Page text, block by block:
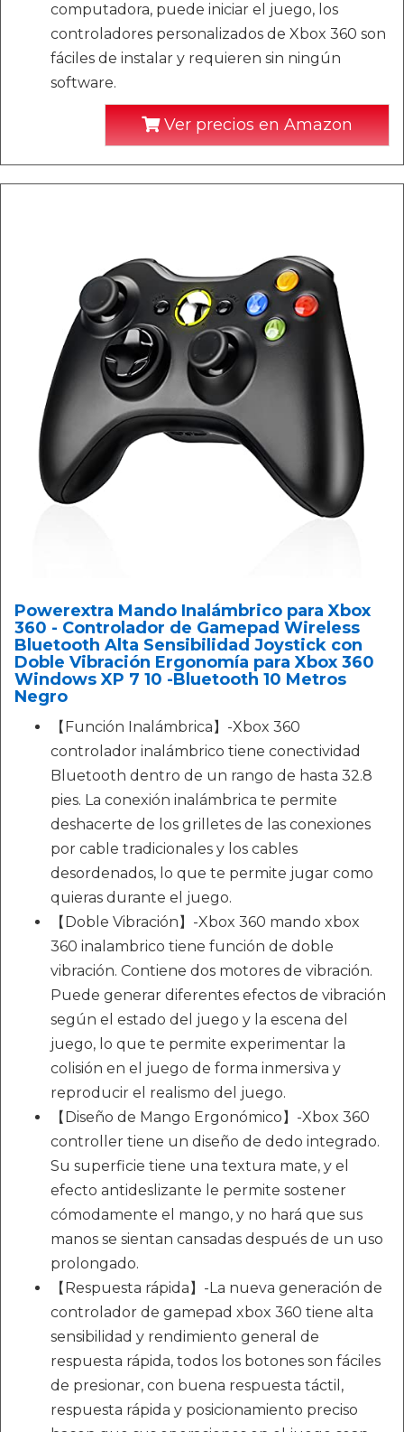
computadora, puede iniciar el juego, los
controladores personalizados de Xbox 360 son
fáciles de instalar y requieren sin ningún
software.
Ver precios en Amazon
Powerextra Mando Inalámbrico para Xbox
360 - Controlador de Gamepad Wireless
Bluetooth Alta Sensibilidad Joystick con
Doble Vibración Ergonomía para Xbox 360
Windows XP 7 10 -Bluetooth 10 Metros
Negro
【Función Inalámbrica】-Xbox 360
controlador inalámbrico tiene conectividad
Bluetooth dentro de un rango de hasta 32.8
pies. La conexión inalámbrica te permite
deshacerte de los grilletes de las conexiones
por cable tradicionales y los cables
desordenados, lo que te permite jugar como
quieras durante el juego.
【Doble Vibración】-Xbox 360 mando xbox
360 inalambrico tiene función de doble
vibración. Contiene dos motores de vibración.
Puede generar diferentes efectos de vibración
según el estado del juego y la escena del
juego, lo que te permite experimentar la
colisión en el juego de forma inmersiva y
reproducir el realismo del juego.
【Diseño de Mango Ergonómico】-Xbox 360
controller tiene un diseño de dedo integrado.
Su superficie tiene una textura mate, y el
efecto antideslizante le permite sostener
cómodamente el mango, y no hará que sus
manos se sientan cansadas después de un uso
prolongado.
【Respuesta rápida】-La nueva generación de
controlador de gamepad xbox 360 tiene alta
sensibilidad y rendimiento general de
respuesta rápida, todos los botones son fáciles
de presionar, con buena respuesta táctil,
respuesta rápida y posicionamiento preciso